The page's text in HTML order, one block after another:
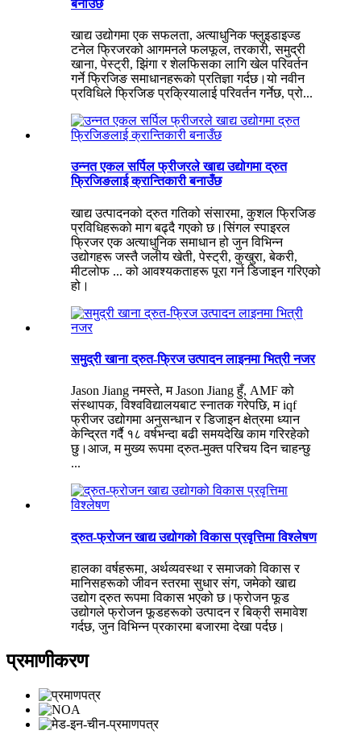
बनाउँछ
खाद्य उद्योगमा एक सफलता, अत्याधुनिक फ्लुइडाइज्ड
टनेल फ्रिजरको आगमनले फलफूल, तरकारी, समुद्री
खाना, पेस्ट्री, झिंगा र शेलफिसका लागि खेल परिवर्तन
गर्ने फ्रिजिङ समाधानहरूको प्रतिज्ञा गर्दछ।यो नवीन
प्रविधिले फ्रिजिङ प्रक्रियालाई परिवर्तन गर्नेछ, प्रो...
उन्नत एकल सर्पिल फ्रीजरले खाद्य उद्योगमा द्रुत
फ्रिजिङलाई क्रान्तिकारी बनाउँछ
खाद्य उत्पादनको द्रुत गतिको संसारमा, कुशल फ्रिजिङ
प्रविधिहरूको माग बढ्दै गएको छ।सिंगल स्पाइरल
फ्रिजर एक अत्याधुनिक समाधान हो जुन विभिन्न
उद्योगहरू जस्तै जलीय खेती, पेस्ट्री, कुखुरा, बेकरी,
मीटलोफ ... को आवश्यकताहरू पूरा गर्न डिजाइन गरिएको
हो।
समुद्री खाना द्रुत-फ्रिज उत्पादन लाइनमा भित्री नजर
Jason Jiang नमस्ते, म Jason Jiang हुँ, AMF को
संस्थापक, विश्वविद्यालयबाट स्नातक गरेपछि, म iqf
फ्रीजर उद्योगमा अनुसन्धान र डिजाइन क्षेत्रमा ध्यान
केन्द्रित गर्दै १८ वर्षभन्दा बढी समयदेखि काम गरिरहेको
छु।आज, म मुख्य रूपमा द्रुत-मुक्त परिचय दिन चाहन्छु
...
द्रुत-फ्रोजन खाद्य उद्योगको विकास प्रवृत्तिमा विश्लेषण
हालका वर्षहरूमा, अर्थव्यवस्था र समाजको विकास र
मानिसहरूको जीवन स्तरमा सुधार संग, जमेको खाद्य
उद्योग द्रुत रूपमा विकास भएको छ।फ्रोजन फूड
उद्योगले फ्रोजन फूडहरूको उत्पादन र बिक्री समावेश
गर्दछ, जुन विभिन्न प्रकारमा बजारमा देखा पर्दछ।
प्रमाणीकरण